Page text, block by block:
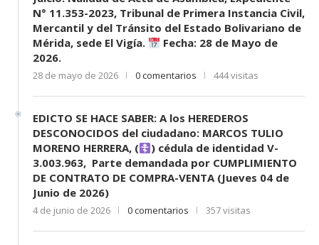
N° 11.353-2023, Tribunal de Primera Instancia Civil,
Mercantil y del Tránsito del Estado Bolivariano de
Mérida, sede El Vigía.
Fecha: 28 de Mayo de
2026.
28 de mayo de 2026 0 comentarios 444 visitas
EDICTO SE HACE SABER: A los HEREDEROS
DESCONOCIDOS del ciudadano: MARCOS TULIO
MORENO HERRERA, (
) cédula de identidad V-
3.003.963, Parte demandada por CUMPLIMIENTO
DE CONTRATO DE COMPRA-VENTA (Jueves 04 de
Junio de 2026)
4 de junio de 2026 0 comentarios 357 visitas